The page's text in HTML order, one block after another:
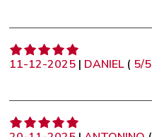
11-12-2025 | DANIEL( 5/5